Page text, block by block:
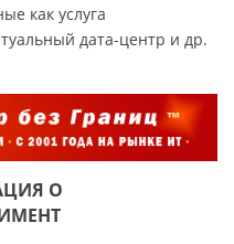
как услуга
дата-центр и др.
О